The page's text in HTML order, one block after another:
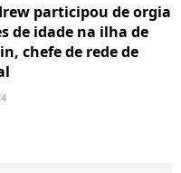
participou de orgia
de idade na ilha de
chefe de rede de